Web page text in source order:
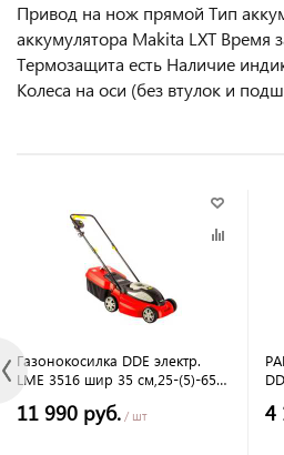
Привод на нож прямой Тип
аккумулятора Makita LXT Время
Термозащита есть Наличие
Колеса на оси (без втулок и
Газонокосилка DDE электр.
LME 3516 шир 35 см,25-(5)-65
кг
11 990 руб. / шт 4